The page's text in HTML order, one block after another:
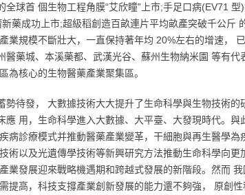
球首 個生物工程角膜“艾欣瞳”上市;手足口病(EV71
藥成功上市;超級稻創造百畝連片平均畝產突破千公斤
業規模不斷壯大，一直保持著年均 20%左右的增速，
藥城、本溪藥都、武漢光谷、蘇州生物納米園 等有代
為核心的生物醫藥產業聚集區。
待發， 大數據技術大大提升了生命科學與生物技術的
用，生命科學進入大數據、大平臺、大發現時代。與
病診療模式并推動醫藥產業變革，干細胞與再生醫學為
術以及光遺傳學技術等新興研究方法推動生命科學向更
業發展迎來戰略機遇期和跨越式發展的新階段。然而
提高，科技支撐產業創新發展的能力還不夠強， 原創